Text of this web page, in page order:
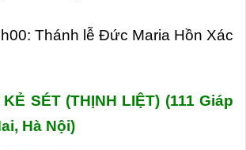
Thánh lễ Đức Maria Hồn Xác
SÉT (THỊNH LIỆT) (111 Giáp
Hà Nội)